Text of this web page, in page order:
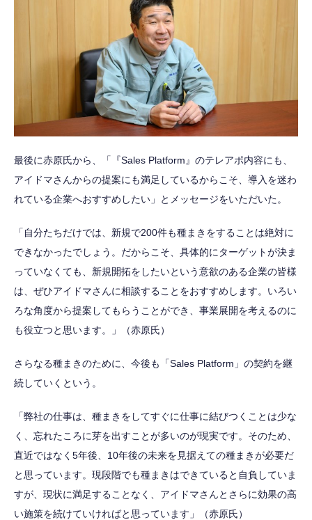
最後に赤原氏から、「『Sales Platform』のテレアポ内容にも、
アイドマさんからの提案にも満足しているからこそ、導入を迷わ
れている企業へおすすめしたい」とメッセージをいただいた。
「自分たちだけでは、新規で200件も種まきをすることは絶対に
できなかったでしょう。だからこそ、具体的にターゲットが決ま
っていなくても、新規開拓をしたいという意欲のある企業の皆様
は、ぜひアイドマさんに相談することをおすすめします。いろい
ろな角度から提案してもらうことができ、事業展開を考えるのに
も役立つと思います。」（赤原氏）
さらなる種まきのために、今後も「Sales Platform」の契約を継
続していくという。
「弊社の仕事は、種まきをしてすぐに仕事に結びつくことは少な
く、忘れたころに芽を出すことが多いのが現実です。そのため、
直近ではなく5年後、10年後の未来を見据えての種まきが必要だ
と思っています。現段階でも種まきはできていると自負していま
すが、現状に満足することなく、アイドマさんとさらに効果の高
い施策を続けていければと思っています」（赤原氏）